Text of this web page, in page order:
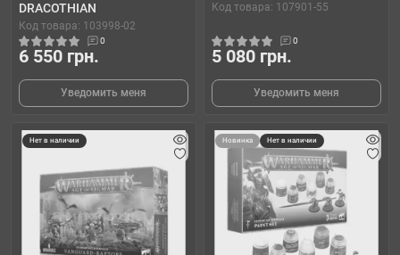
DRACOTHIAN
Код товара: 103998-02
0
6 550 грн.
Уведомить меня
Код товара: 107901-55
0
5 080 грн.
Уведомить меня
Нет в наличии Новинка Нет в наличии